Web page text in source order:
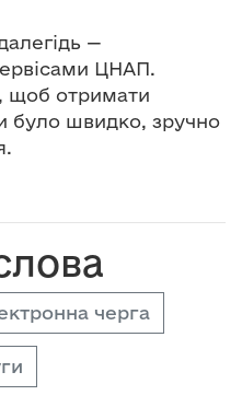
—
ЦНАП.
щоб отримати
було швидко, зручно
черга